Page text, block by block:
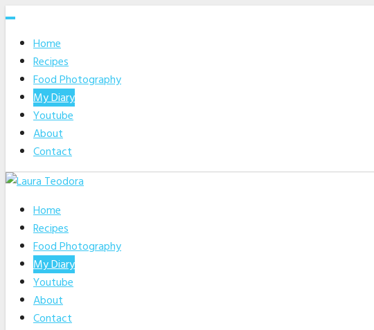
Skip
contentHome
Recipes
Food Photography
My Diary
Youtube
About
Contact
Home
Recipes
Food Photography
My Diary
Youtube
About
Contact